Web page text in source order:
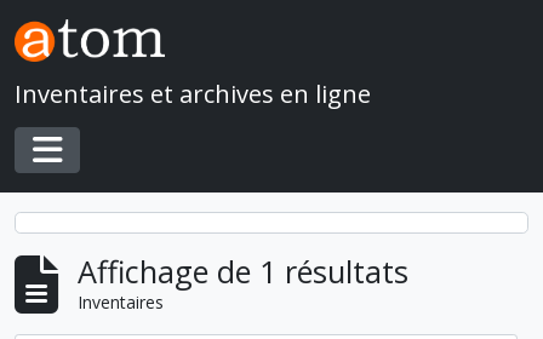
Skip to main content
Inventaires et archives en ligne
Toggle navigation
Affichage de 1 résultats
Inventaires